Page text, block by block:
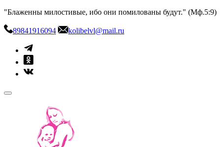
Skip
content
"Блаженны милостивые, ибо они помилованы будут." (Мф.5:9)
89841916094 kolibelvl@mail.ru